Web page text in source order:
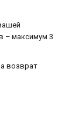
– максимум 3
возврат